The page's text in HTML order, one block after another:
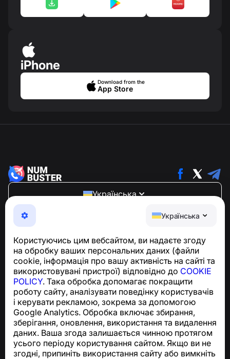
Українська
Користуючись цим вебсайтом, ви надаєте згоду
на обробку ваших персональних даних (файли
cookie, інформація про вашу активність на сайті та
використовувані пристрої) відповідно до COOKIE
POLICY. Така обробка допомагає покращити
роботу сайту, аналізувати поведінку користувачів
і керувати рекламою, зокрема за допомогою
Google Analytics. Обробка включає збирання,
зберігання, оновлення, використання та видалення
даних. Ваша згода залишається чинною протягом
усього періоду користування сайтом. Якщо ви не
згодні, припиніть використання сайту або вимкніть
iPhone
Download from the
App Store
Українська
NumBuster © 2013—2026 ·
support@numbuster.com
Зручний додаток, що захищає вас від телефонного
З питань відповідності GDPR:
support@numbuster.com
Центр допомоги
Новини та статті
Про проєкт
Контакти